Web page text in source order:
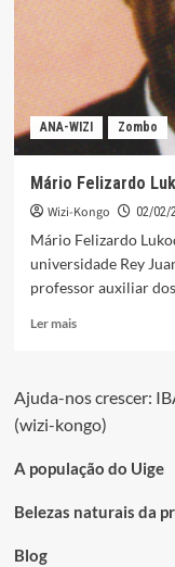
ANA-WIZI Zombo
Mário Felizardo
Wizi-Kongo 02/02/
Mário Felizardo
universidade Rey
professor auxiliar
Ler maisLeia
Felizardo
Lukoki,
docente
do
Ajuda-nos crescer:
(wizi-kongo)
A população do Uige
Belezas naturais da
Blog